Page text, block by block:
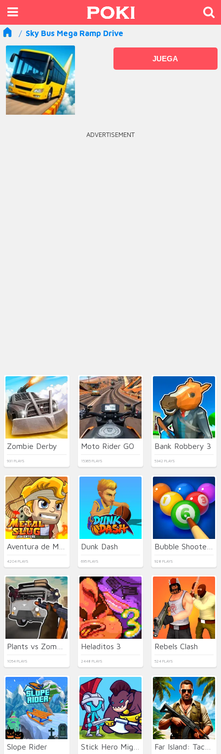
Sky Bus Mega Ramp Drive
JUEGA
ADVERTISEMENT
Zombie Derby
931 PLAYS
Moto Rider GO
15365 PLAYS
Bank Robbery 3
5342 PLAYS
4204 PLAYS
Dunk Dash
695 PLAYS 928 PLAYS
1054 PLAYS
Heladitos 3
2448 PLAYS
Rebels Clash
524 PLAYS
Slope Rider